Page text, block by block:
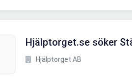
Hjälptorget.se söker
Hjälptorget AB